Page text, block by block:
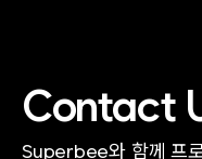
Contact
Superbee와 함께 프